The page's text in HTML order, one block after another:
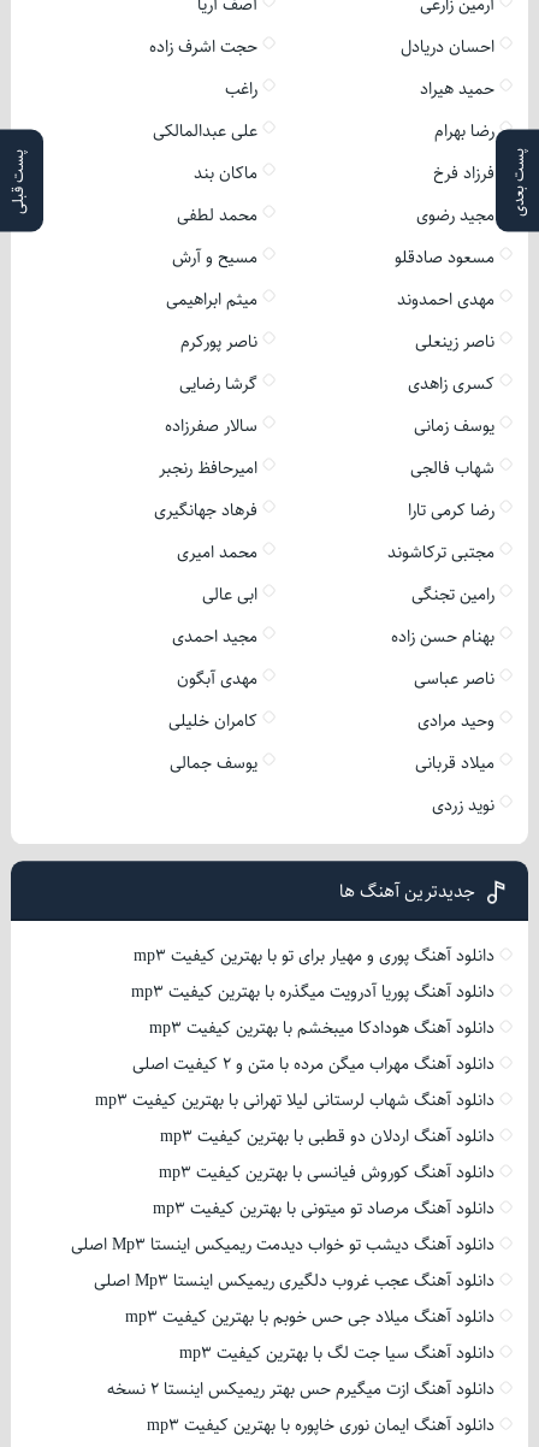
پست بعدی پست قبلی
احسان دریادل
حجت اشرف زاده
حمید هیراد
راغب
رضا بهرام
علی عبدالمالکی
فرزاد فرخ
ماکان بند
مجید رضوی
محمد لطفی
مسعود صادقلو
مسیح و آرش
مهدی احمدوند
میثم ابراهیمی
ناصر زینعلی
ناصر پورکرم
کسری زاهدی
گرشا رضایی
یوسف زمانی
سالار صفرزاده
شهاب فالجی
امیرحافظ رنجبر
رضا کرمی تارا
فرهاد جهانگیری
مجتبی ترکاشوند
محمد امیری
رامین تجنگی
ابی عالی
بهنام حسن زاده
مجید احمدی
ناصر عباسی
مهدی آبگون
وحید مرادی
کامران خلیلی
میلاد قربانی
یوسف جمالی
نوید زردی
جدیدترین آهنگ ها
دانلود آهنگ پوری و مهیار برای تو با بهترین کیفیت mp3
دانلود آهنگ پوریا آدرویت میگذره با بهترین کیفیت mp3
دانلود آهنگ هودادکا میبخشم با بهترین کیفیت mp3
دانلود آهنگ مهراب میگن مرده با متن و 2 کیفیت اصلی
دانلود آهنگ شهاب لرستانی لیلا تهرانی با بهترین کیفیت mp3
دانلود آهنگ اردلان دو قطبی با بهترین کیفیت mp3
دانلود آهنگ کوروش فیانسی با بهترین کیفیت mp3
دانلود آهنگ مرصاد تو میتونی با بهترین کیفیت mp3
دانلود آهنگ دیشب تو خواب دیدمت ریمیکس اینستا Mp3 اصلی
دانلود آهنگ عجب غروب دلگیری ریمیکس اینستا Mp3 اصلی
دانلود آهنگ میلاد جی حس خوبم با بهترین کیفیت mp3
دانلود آهنگ سیا جت لگ با بهترین کیفیت mp3
دانلود آهنگ ازت میگیرم حس بهتر ریمیکس اینستا 2 نسخه
دانلود آهنگ ایمان نوری خاپوره با بهترین کیفیت mp3